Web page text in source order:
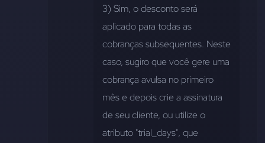
3) Sim, o desconto será
aplicado para todas as
cobranças subsequentes. Neste
caso, sugiro que você gere uma
cobrança avulsa no primeiro
mês e depois crie a assinatura
de seu cliente, ou utilize o
atributo "trial_days", que